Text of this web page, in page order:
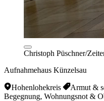
Christoph Püschner/
Aufnahmehaus Künzelsau
Hohenlohekreis
Armut &
Begegnung, Wohnungsnot &